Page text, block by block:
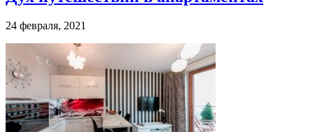
24 февраля, 2021